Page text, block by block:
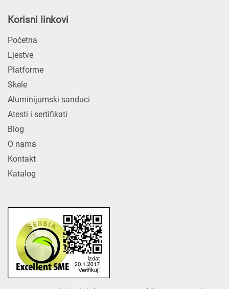
Korisni linkovi
Početna
Ljestve
Platforme
Skele
Aluminijumski sanduci
Atesti i sertifikati
Blog
O nama
Kontakt
Katalog